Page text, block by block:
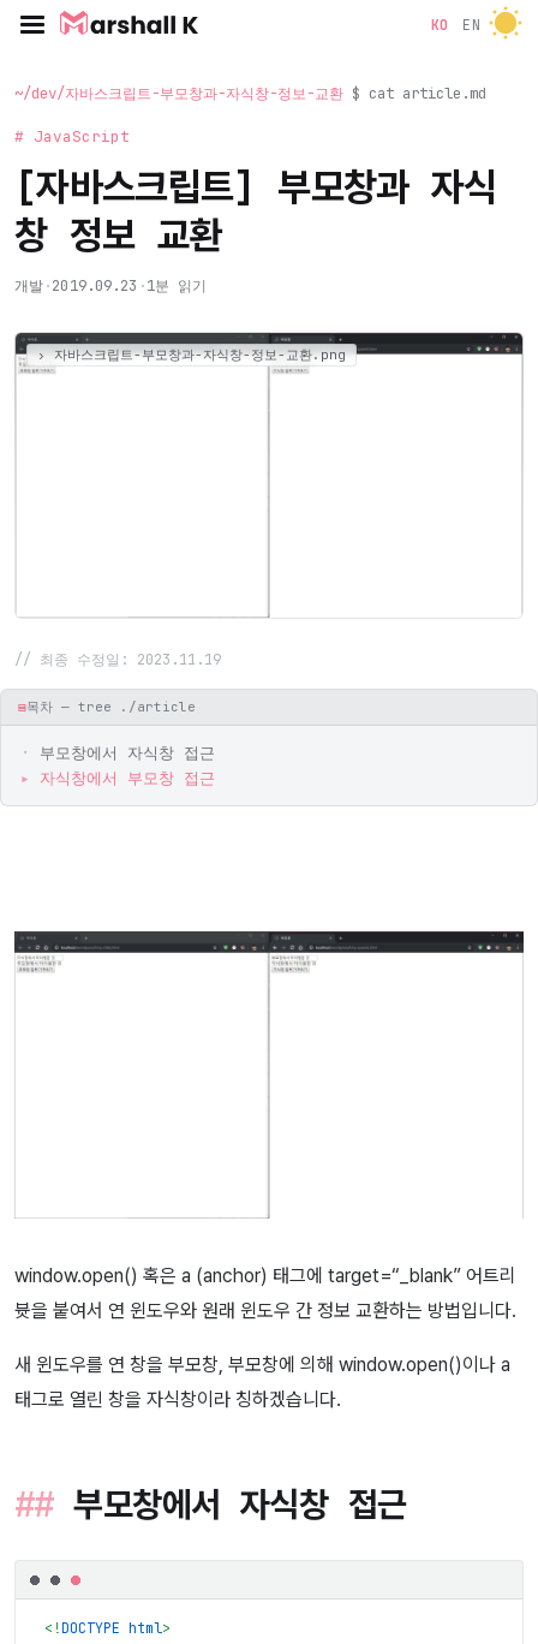
KO EN
~/dev/자바스크립트-부모창과-자식창-정보-교환 $ cat article.md
# JavaScript
[자바스크립트] 부모창과 자식
창 정보 교환
개발·2019.09.23 ·1분 읽기
// 최종 수정일: 2023.11.19
▤목차 — tree ./article
부모창에서 자식창 접근
자식창에서 부모창 접근
window.open() 혹은 a (anchor) 태그에 target=“_blank” 어트리
븃을 붙여서 연 윈도우와 원래 윈도우 간 정보 교환하는 방법입니다.
새 윈도우를 연 창을 부모창, 부모창에 의해 window.open()이나 a
태그로 열린 창을 자식창이라 칭하겠습니다.
부모창에서 자식창 접근
<! DOCTYPE html >